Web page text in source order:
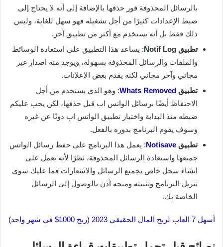
بالرسائل المحذوفة فور حذفها بالإضافة إلى أنه لا يحتاج إلى
ضبط الإعدادات كثيرًا من أجل تشغيله فهو سهل للغاية، وليس
ذلك فقط بل أنه يستخدم مع أكثر من تطبيق آخر.
تطبيق Notif Log
: يساعد هذا التطبيق على استعادة الوسائط
والملفات والرسائل المحذوفة بسهولة، ويوجد منه اصدار غير
مجاني وآخر مجاني لكنه يقدم بعض الإعلانات.
تطبيق Whats Removed: وهو الذي يستخدم من أجل
الاحتفاظ أيضًا برسائل الواتس اب قبل حذفها، لكن يجب عليكم
ضبطه منذ البداية واختيار تطبيق الواتس اب دونًا عن غيره
وسوف يقوم البرنامج بدوره بالفعل.
تطبيق Notisave: يعمل هذا البرنامج على حفظ رسائل الواتس
جميعها واستعادة الرسائل المحذوفة، نظرًا لأنه يعمل على
انشاء سجل خاص بجميع الرسائل والاشعارات فما عليك سوى
تنزيل البرنامج وتثبيته ومنحه أذن بالوصول إلى الرسائل
الخاصة بك.
أسهل 7 العاب لربح المال الحقيقي 2023 (ربح 1000$ في شهر واحد)